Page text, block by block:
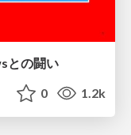
との闘い
0 1.2k